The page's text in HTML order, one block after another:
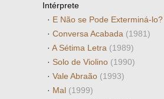
Intérprete
· E Não se Pode Exterminá-lo?
· Conversa Acabada (1981)
· A Sétima Letra (1989)
· Solo de Violino (1990)
· Vale Abraão (1993)
· Mal (1999)